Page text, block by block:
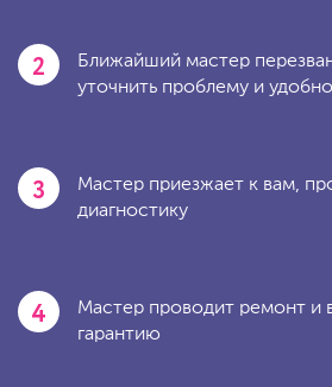
2
Ближайший мастер
уточнить проблему и
3
Мастер приезжает к вам,
диагностику
4
Мастер проводит ремонт и
гарантию